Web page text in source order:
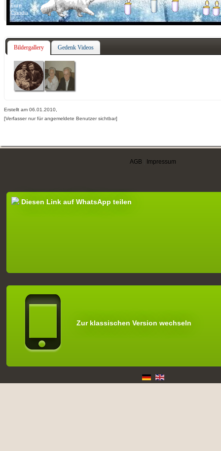
Eure
Claudia
Bildergallery Gedenk Videos
Erstellt am 06.01.2010,
[Verfasser nur für angemeldete Benutzer sichtbar]
AGB Impressum
Diesen Link auf WhatsApp teilen
Zur klassischen Version wechseln